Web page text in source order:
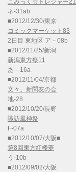
こみっく☆トレジャー21
ネ-31ab
■2012/12/30/東京
コミックマーケット83
2日目 東地区 ア－08b
■2012/11/25/新潟
新潟東方祭11
あ－16a
■2012/11/04/京都
文々。新聞友の会
地-28
■2012/10/20/長野
諏訪風神祭
F-07a
■2012/10/07/大阪■
第8回東方紅楼夢
う-10b
■2012/09/02/大阪